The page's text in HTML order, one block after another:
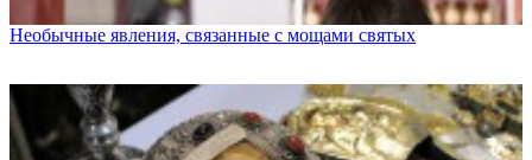
Необычные явления, связанные с мощами святых